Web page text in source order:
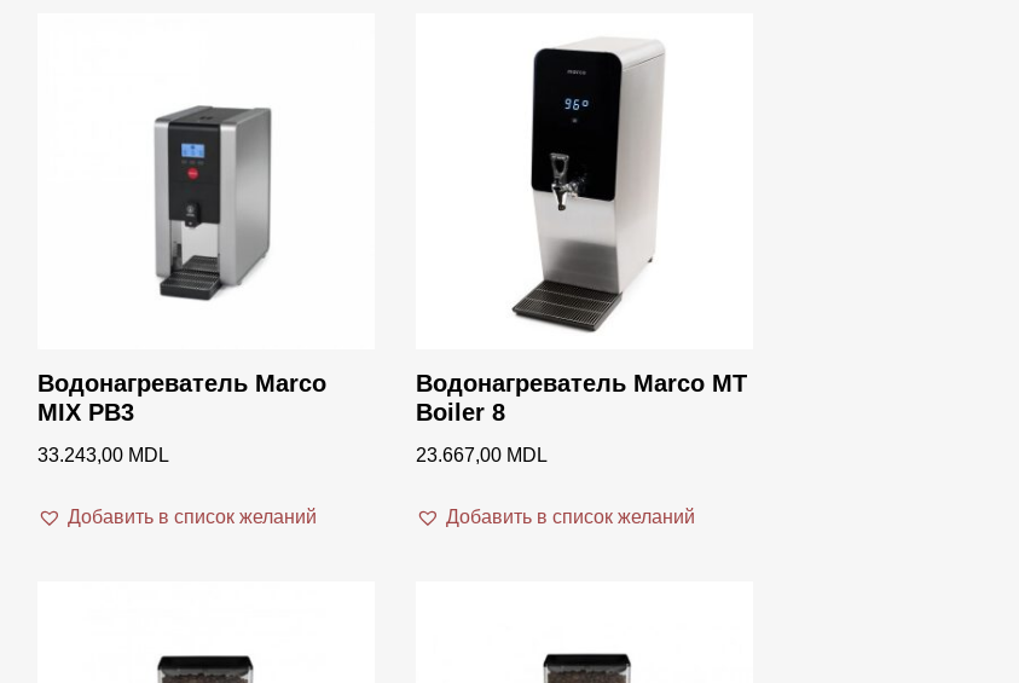
Vitamix
Водонагреватель Marco
MIX PB3
33.243,00 MDL
Добавить в список желаний
Водонагреватель Marco MT
Boiler 8
23.667,00 MDL
Добавить в список желаний